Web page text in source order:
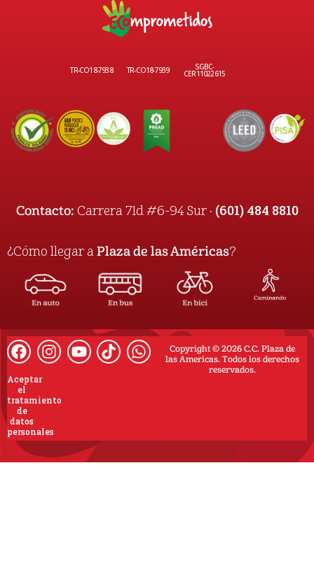
TR-CO18-7938 TR-CO18-7939 SGBC-
CER11022615
Contacto: Carrera 71d #6-94 Sur · (601) 484 8810
¿Cómo llegar a Plaza de las Américas?
Copyright © 2026 C.C. Plaza de
las Americas. Todos los derechos
reservados.
Aceptar
el
tratamiento
de
datos
personales